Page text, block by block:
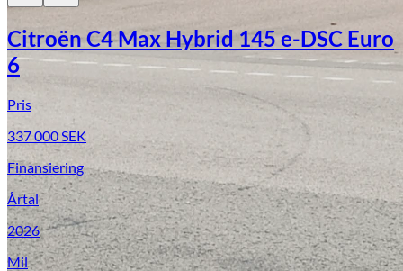
Citroën C4 Max Hybrid 145 e-DSC Euro
6
Pris
337 000 SEK
Finansiering
Årtal
2026
Mil